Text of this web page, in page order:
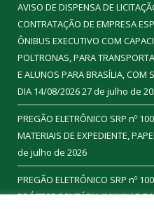
AVISO DE DISPENSA DE
CONTRATAÇÃO DE EMPRESA
ÔNIBUS EXECUTIVO COM
POLTRONAS, PARA
E ALUNOS PARA BRASÍLIA, COM
DIA 14/08/202627 de julho de
PREGÃO ELETRÔNICO SRP nº
MATERIAIS DE EXPEDIENTE,
de julho de 2026
PREGÃO ELETRÔNICO SRP nº
PRÓTESE DENTÁRIA (MAXILAR E